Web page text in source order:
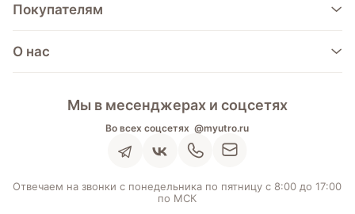
Покупателям
О нас
Мы в месенджерах и соцсетях
Во всех соцсетях @myutro.ru
Отвечаем на звонки с понедельника по пятницу с 8:00 до 17:00
по МСК